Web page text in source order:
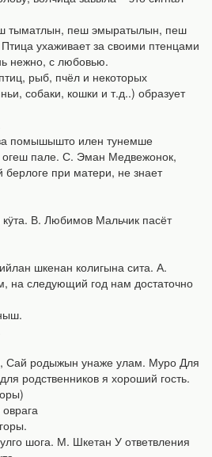
тыматлын, пеш эмыратылын, пеш
ухаживает за своими птенцами
нежно, с любовью.
рыб, пчёл и некоторых
собаки, кошки и т.д..) образует
помышышто илен тунемше
огеш пале. С. Эман Медвежонок,
при матери, не знает
В. Любимов Мальчик пасёт
шкенан колигына сита. А.
на следующий год нам достаточно
Сай родыжын унаже улам. Муро Для
родственников я хороший гость.
шога. М. Шкетан У ответвления